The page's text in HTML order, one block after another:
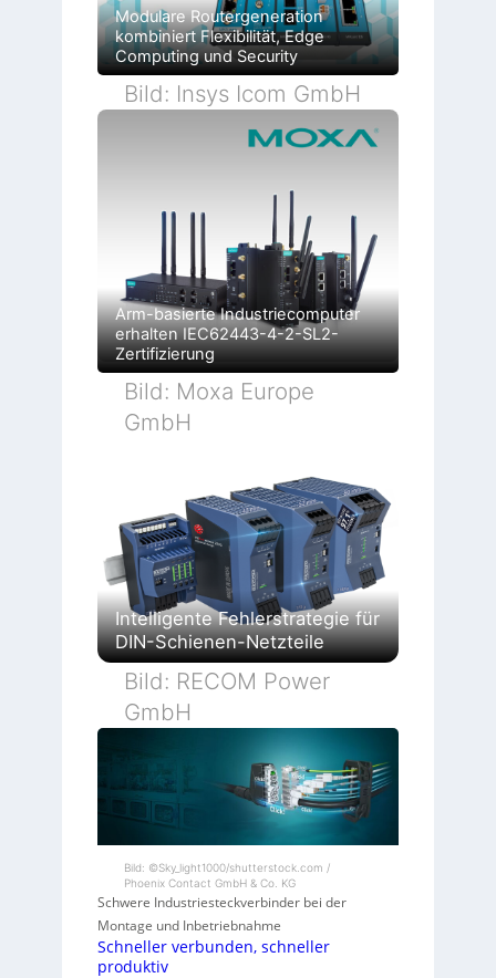
Modulare Routergeneration
kombiniert Flexibilität, Edge
Computing und Security
Bild: Insys Icom GmbH
Arm-basierte Industriecomputer
erhalten IEC62443-4-2-SL2-
Zertifizierung
Bild: Moxa Europe
GmbH
Intelligente Fehlerstrategie für
DIN-Schienen-Netzteile
Bild: RECOM Power
GmbH
Bild: ©Sky_light1000/shutterstock.com /
Phoenix Contact GmbH & Co. KG
Schwere Industriesteckverbinder bei der
Montage und Inbetriebnahme
Schneller verbunden, schneller
produktiv